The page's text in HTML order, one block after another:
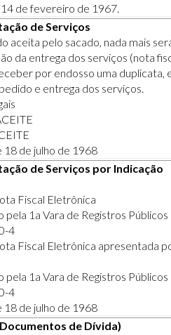
de fevereiro de 1967.
de Serviços
aceita pelo sacado, nada mais
da entrega dos serviços (nota
por endosso uma duplicata,
e entrega dos serviços.
18 de julho de 1968
de Serviços por Indicação
Fiscal Eletrônica
1a Vara de Registros
4
Fiscal Eletrônica apresentada
1a Vara de Registros
4
18 de julho de 1968
de Dívida)